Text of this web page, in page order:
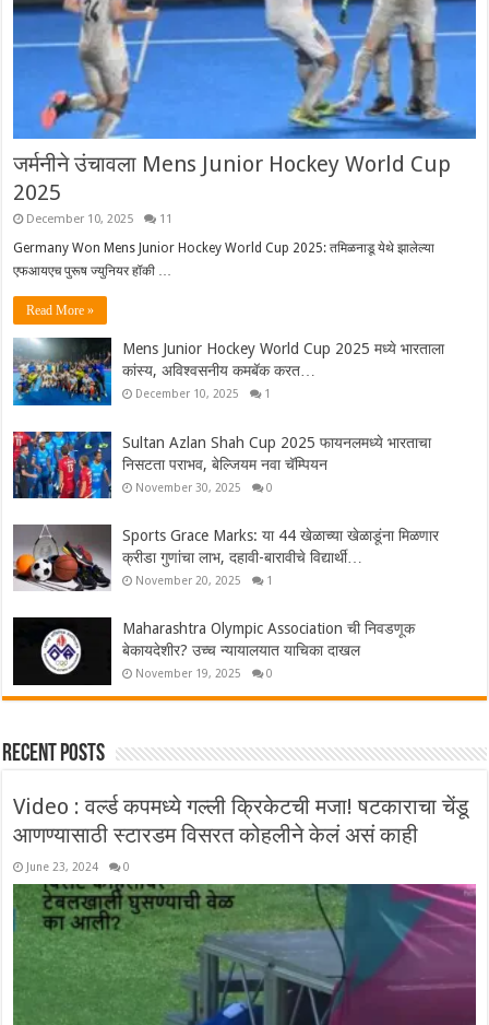
जर्मनीने उंचावला Mens Junior Hockey World Cup
2025
December 10, 2025 11
Germany Won Mens Junior Hockey World Cup 2025: तमिळनाडू येथे झालेल्या
एफआयएच पुरूष ज्युनियर हॉकी …
Read More »
Mens Junior Hockey World Cup 2025 मध्ये भारताला
कांस्य, अविश्वसनीय कमबॅक करत…
December 10, 2025 1
Sultan Azlan Shah Cup 2025 फायनलमध्ये भारताचा
निसटता पराभव, बेल्जियम नवा चॅम्पियन
November 30, 2025 0
Sports Grace Marks: या 44 खेळाच्या खेळाडूंना मिळणार
क्रीडा गुणांचा लाभ, दहावी-बारावीचे विद्यार्थी…
November 20, 2025 1
Maharashtra Olympic Association ची निवडणूक
बेकायदेशीर? उच्च न्यायालयात याचिका दाखल
November 19, 2025 0
Recent Posts
Video : वर्ल्ड कपमध्ये गल्ली क्रिकेटची मजा! षटकाराचा चेंडू
आणण्यासाठी स्टारडम विसरत कोहलीने केलं असं काही
June 23, 2024 0